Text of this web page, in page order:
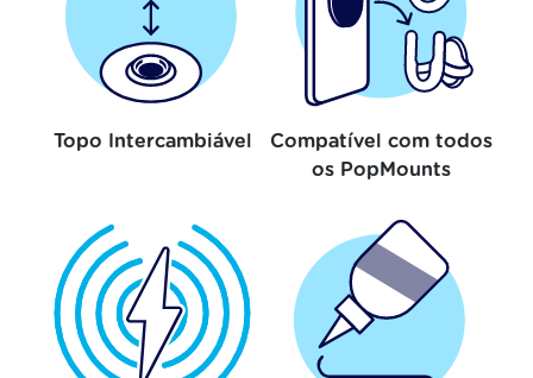
Topo Intercambiável
Compatível com todos
os PopMounts